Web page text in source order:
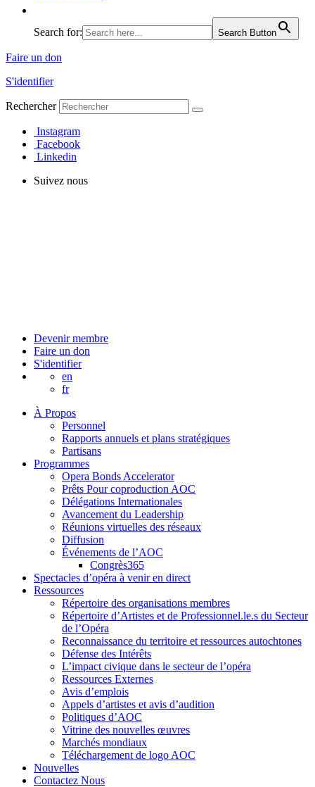
Search for: Search Button
Faire un don
S'identifier
Rechercher
Instagram
Facebook
Linkedin
Suivez nous
Devenir membre
Faire un don
S'identifier
en
fr
À Propos
Personnel
Rapports annuels et plans stratégiques
Partisans
Programmes
Opera Bonds Accelerator
Prêts Pour coproduction AOC
Délégations Internationales
Avancement du Leadership
Réunions virtuelles des réseaux
Diffusion
Événements de l’AOC
Congrès365
Spectacles d’opéra à venir en direct
Ressources
Répertoire des organisations membres
Répertoire d’Artistes et de Professionnel.le.s du Secteur
de l’Opéra
Reconnaissance du territoire et ressources autochtones
Défense des Intérêts
L’impact civique dans le secteur de l’opéra
Ressources Externes
Avis d’emplois
Appels d’artistes et avis d’audition
Politiques d’AOC
Vitrine des nouvelles œuvres
Marchés mondiaux
Téléchargement de logo AOC
Nouvelles
Contactez Nous